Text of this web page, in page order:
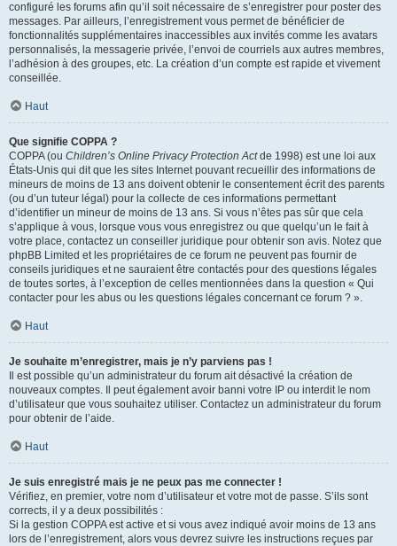
configuré les forums afin qu’il soit nécessaire de s’enregistrer pour poster des
messages. Par ailleurs, l’enregistrement vous permet de bénéficier de
fonctionnalités supplémentaires inaccessibles aux invités comme les avatars
personnalisés, la messagerie privée, l’envoi de courriels aux autres membres,
l’adhésion à des groupes, etc. La création d’un compte est rapide et vivement
conseillée.
Haut
Que signifie COPPA ?
COPPA (ou Children’s Online Privacy Protection Actde 1998) est une loi aux
États-Unis qui dit que les sites Internet pouvant recueillir des informations de
mineurs de moins de 13 ans doivent obtenir le consentement écrit des parents
(ou d’un tuteur légal) pour la collecte de ces informations permettant
d’identifier un mineur de moins de 13 ans. Si vous n’êtes pas sûr que cela
s’applique à vous, lorsque vous vous enregistrez ou que quelqu’un le fait à
votre place, contactez un conseiller juridique pour obtenir son avis. Notez que
phpBB Limited et les propriétaires de ce forum ne peuvent pas fournir de
conseils juridiques et ne sauraient être contactés pour des questions légales
de toutes sortes, à l’exception de celles mentionnées dans la question « Qui
contacter pour les abus ou les questions légales concernant ce forum ? ».
Haut
Je souhaite m’enregistrer, mais je n’y parviens pas !
Il est possible qu’un administrateur du forum ait désactivé la création de
nouveaux comptes. Il peut également avoir banni votre IP ou interdit le nom
d’utilisateur que vous souhaitez utiliser. Contactez un administrateur du forum
pour obtenir de l’aide.
Haut
Je suis enregistré mais je ne peux pas me connecter !
Vérifiez, en premier, votre nom d’utilisateur et votre mot de passe. S’ils sont
corrects, il y a deux possibilités :
Si la gestion COPPA est active et si vous avez indiqué avoir moins de 13 ans
lors de l’enregistrement, alors vous devrez suivre les instructions reçues par